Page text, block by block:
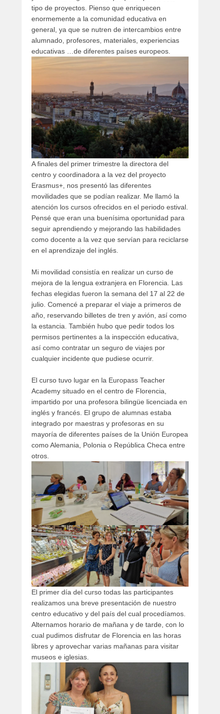
tipo de proyectos. Pienso que enriquecen
enormemente a la comunidad educativa en
general, ya que se nutren de intercambios entre
alumnado, profesores, materiales, experiencias
educativas …de diferentes países europeos.
A finales del primer trimestre la directora del
centro y coordinadora a la vez del proyecto
Erasmus+, nos presentó las diferentes
movilidades que se podían realizar. Me llamó la
atención los cursos ofrecidos en el periodo estival.
Pensé que eran una buenísima oportunidad para
seguir aprendiendo y mejorando las habilidades
como docente a la vez que servían para reciclarse
en el aprendizaje del inglés.
Mi movilidad consistía en realizar un curso de
mejora de la lengua extranjera en Florencia. Las
fechas elegidas fueron la semana del 17 al 22 de
julio. Comencé a preparar el viaje a primeros de
año, reservando billetes de tren y avión, así como
la estancia. También hubo que pedir todos los
permisos pertinentes a la inspección educativa,
así como contratar un seguro de viajes por
cualquier incidente que pudiese ocurrir.
El curso tuvo lugar en la Europass Teacher
Academy situado en el centro de Florencia,
impartido por una profesora bilingüe licenciada en
inglés y francés. El grupo de alumnas estaba
integrado por maestras y profesoras en su
mayoría de diferentes países de la Unión Europea
como Alemania, Polonia o República Checa entre
otros.
El primer día del curso todas las participantes
realizamos una breve presentación de nuestro
centro educativo y del país del cual procedíamos.
Alternamos horario de mañana y de tarde, con lo
cual pudimos disfrutar de Florencia en las horas
libres y aprovechar varias mañanas para visitar
museos e iglesias.